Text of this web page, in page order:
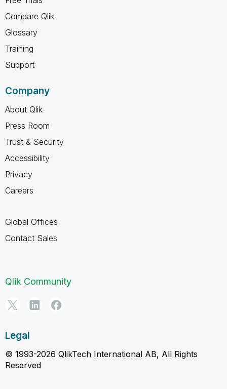
Compare Qlik
Glossary
Training
Support
Company
About Qlik
Press Room
Trust & Security
Accessibility
Privacy
Careers
Global Offices
Contact Sales
Qlik Community
Legal
© 1993-2026 QlikTech International AB, All Rights
Reserved